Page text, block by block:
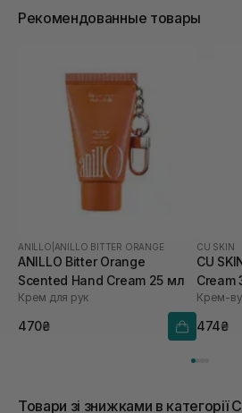
Рекомендованные товары
ANILLO ANILLO BITTER ORANGE
ANILLO Bitter Orange
Scented Hand Cream 25 мл
Крем для рук
470₴
CU SKIN
CU
Cream
474₴
Товари зі знижками в